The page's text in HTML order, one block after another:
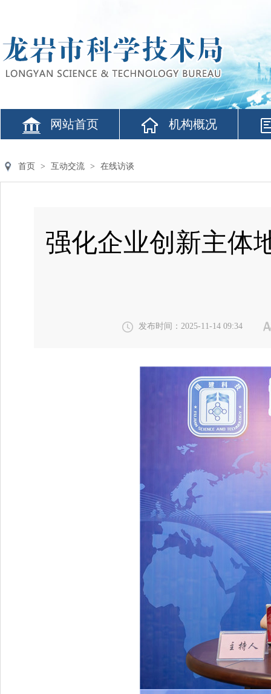
网站首页 机构概况
首页 > 互动交流 > 在线访谈
强化企业创新主体
发布时间：2025-11-14 09:34